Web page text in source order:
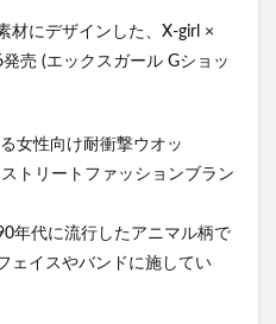
材にデザインした、X-girl ×
売 (エックスガール Gショッ
女性向け耐衝撃ウオッ
トリートファッションブラン
年代に流行したアニマル柄で
ェイスやバンドに施してい